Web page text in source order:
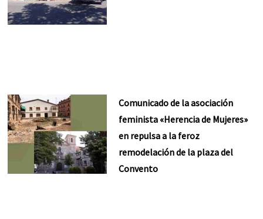
Comunicado de la asociación
feminista «Herencia de Mujeres»
en repulsa a la feroz
remodelación de la plaza del
Convento